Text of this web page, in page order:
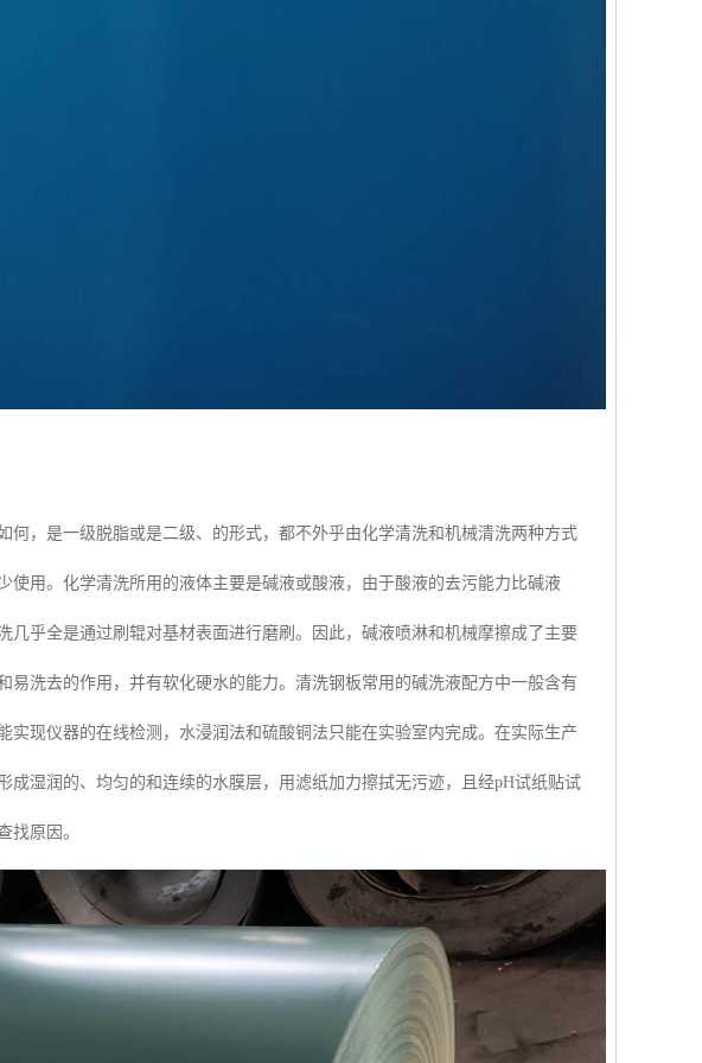
，是一级脱脂或是二级、的形式，都不外乎由化学清洗和机械清洗两种方式
用。化学清洗所用的液体主要是碱液或酸液，由于酸液的去污能力比碱液
乎全是通过刷辊对基材表面进行磨刷。因此，碱液喷淋和机械摩擦成了主要
洗去的作用，并有软化硬水的能力。清洗钢板常用的碱洗液配方中一般含有
现仪器的在线检测，水浸润法和硫酸铜法只能在实验室内完成。在实际生产
湿润的、均匀的和连续的水膜层，用滤纸加力擦拭无污迹，且经pH试纸贴试
找原因。